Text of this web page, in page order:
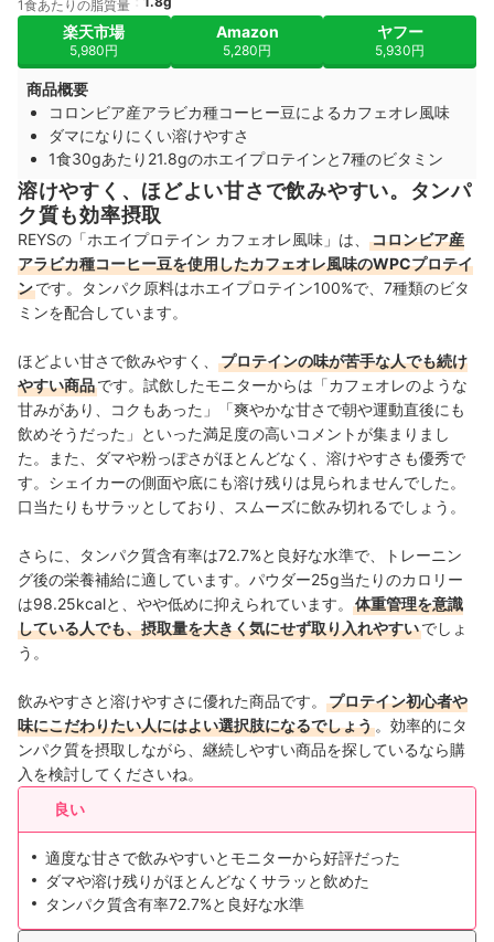
1食あたりの脂質量
楽天市場
5,980円
Amazon
5,280円
ヤフー
5,930円
商品概要
コロンビア産アラビカ種コーヒー豆によるカフェオレ風味
ダマになりにくい溶けやすさ
1食30gあたり21.8gのホエイプロテインと7種のビタミン
溶けやすく、ほどよい甘さで飲みやすい。タンパ
ク質も効率摂取
REYSの「ホエイプロテイン カフェオレ風味」は、
コロンビア産
アラビカ種コーヒー豆を使用したカフェオレ風味のWPCプロテイ
ンです。タンパク原料はホエイプロテイン100%で、7種類のビタ
ミンを配合しています。
ほどよい甘さで飲みやすく、
プロテインの味が苦手な人でも続け
やすい商品です。試飲したモニターからは「カフェオレのような
甘みがあり、コクもあった」「爽やかな甘さで朝や運動直後にも
飲めそうだった」といった満足度の高いコメントが集まりまし
た。また、ダマや粉っぽさがほとんどなく、溶けやすさも優秀で
す。シェイカーの側面や底にも溶け残りは見られませんでした。
口当たりもサラッとしており、スムーズに飲み切れるでしょう。
さらに、タンパク質含有率は72.7%と良好な水準で、トレーニン
グ後の栄養補給に適しています。パウダー25g当たりのカロリー
は98.25kcalと、やや低めに抑えられています。
体重管理を意識
している人でも、摂取量を大きく気にせず取り入れやすいでしょ
う。
飲みやすさと溶けやすさに優れた商品です。
プロテイン初心者や
味にこだわりたい人にはよい選択肢になるでしょう 。効率的にタ
ンパク質を摂取しながら、継続しやすい商品を探しているなら購
入を検討してくださいね。
良い
適度な甘さで飲みやすいとモニターから好評だった
ダマや溶け残りがほとんどなくサラッと飲めた
タンパク質含有率72.7%と良好な水準